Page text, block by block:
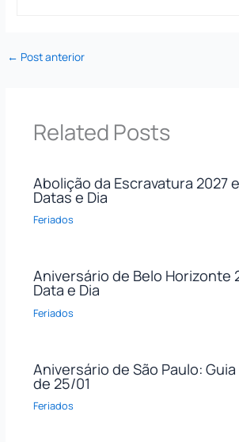
← Post anterior
Related Posts
Abolição da Escravatura 2027
Datas e Dia
Feriados
Aniversário de Belo Horizonte
Data e Dia
Feriados
Aniversário de São Paulo:
de 25/01
Feriados